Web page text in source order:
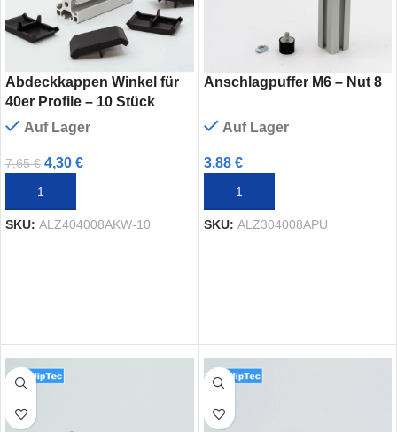
Abdeckkappen Winkel für
40er Profile – 10 Stück
Auf Lager
7,65€ 4,30 €
IN DEN WARENKORB
SKU: ALZ404008AKW-10
Anschlagpuffer M6 – Nut 8
Auf Lager
3,88 €
IN DEN WARENKORB
SKU: ALZ304008APU